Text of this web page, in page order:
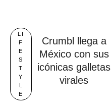
LI
F
E
S
T
Y
L
E
Crumbl llega a
México con sus
icónicas galletas
virales